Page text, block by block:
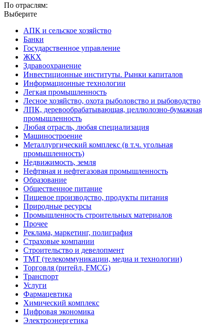
По отраслям:
Выберите
АПК и сельское хозяйство
Банки
Государственное управление
ЖКХ
Здравоохранение
Инвестиционные институты. Рынки капиталов
Информационные технологии
Легкая промышленность
Лесное хозяйство, охота рыболовство и рыбоводство
ЛПК, деревообрабатывающая, целлюлозно-бумажная
промышленность
Любая отрасль, любая специализация
Машиностроение
Металлургический комплекс (в т.ч. угольная
промышленность)
Недвижимость, земля
Нефтяная и нефтегазовая промышленность
Образование
Общественное питание
Пищевое производство, продукты питания
Природные ресурсы
Промышленность строительных материалов
Прочее
Реклама, маркетинг, полиграфия
Страховые компании
Строительство и девелопмент
ТМТ (телекоммуникации, медиа и технологии)
Торговля (ритейл, FMCG)
Транспорт
Услуги
Фармацевтика
Химический комплекс
Цифровая экономика
Электроэнергетика